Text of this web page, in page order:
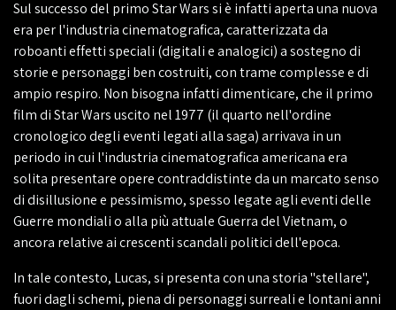
Sul successo del primo Star Wars si è infatti aperta una nuova
era per l'industria cinematografica, caratterizzata da
roboanti effetti speciali (digitali e analogici) a sostegno di
storie e personaggi ben costruiti, con trame complesse e di
ampio respiro. Non bisogna infatti dimenticare, che il primo
film di Star Wars uscito nel 1977 (il quarto nell'ordine
cronologico degli eventi legati alla saga) arrivava in un
periodo in cui l'industria cinematografica americana era
solita presentare opere contraddistinte da un marcato senso
di disillusione e pessimismo, spesso legate agli eventi delle
Guerre mondiali o alla più attuale Guerra del Vietnam, o
ancora relative ai crescenti scandali politici dell'epoca.
In tale contesto, Lucas, si presenta con una storia "stellare",
fuori dagli schemi, piena di personaggi surreali e lontani anni